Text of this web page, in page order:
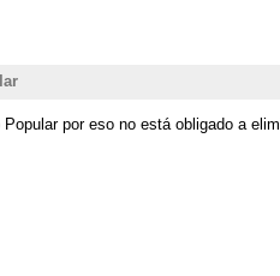
por eso no está obligado a